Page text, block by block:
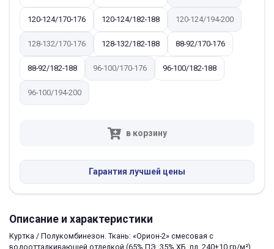
120-124/170-176 120-124/182-188 120-124/194-200
128-132/170-176 128-132/182-188 88-92/170-176
88-92/182-188 96-100/170-176 96-100/182-188
96-100/194-200
в корзину
Гарантия лучшей цены
Описание и характеристики
Куртка / Полукомбинезон. Ткань: «Орион-2» смесовая с
водоотталкивающей отделкой (65% ПЭ, 35% ХБ, пл. 240±10 гр/м²).